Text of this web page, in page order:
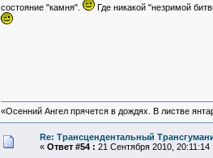
состояние "камня".
Где никакой "незримой
«Осенний Ангел прячется в дождях. В листве
Re: Трансцендентальный
« Ответ #54 : 21 Сентября 2010, 20:11:14